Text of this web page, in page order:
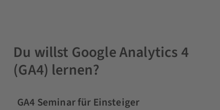
Du willst Google Analytics 4
(GA4) lernen?
GA4 Seminar für Einsteiger